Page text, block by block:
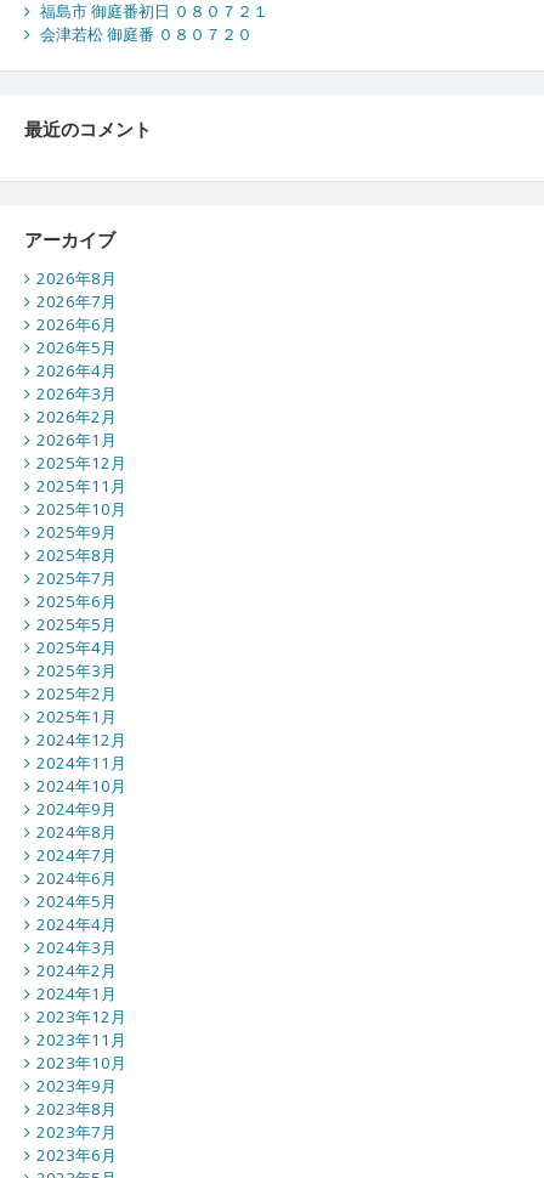
福島市 御庭番初日 ０８０７２１
会津若松 御庭番 ０８０７２０
最近のコメント
アーカイブ
2026年8月
2026年7月
2026年6月
2026年5月
2026年4月
2026年3月
2026年2月
2026年1月
2025年12月
2025年11月
2025年10月
2025年9月
2025年8月
2025年7月
2025年6月
2025年5月
2025年4月
2025年3月
2025年2月
2025年1月
2024年12月
2024年11月
2024年10月
2024年9月
2024年8月
2024年7月
2024年6月
2024年5月
2024年4月
2024年3月
2024年2月
2024年1月
2023年12月
2023年11月
2023年10月
2023年9月
2023年8月
2023年7月
2023年6月